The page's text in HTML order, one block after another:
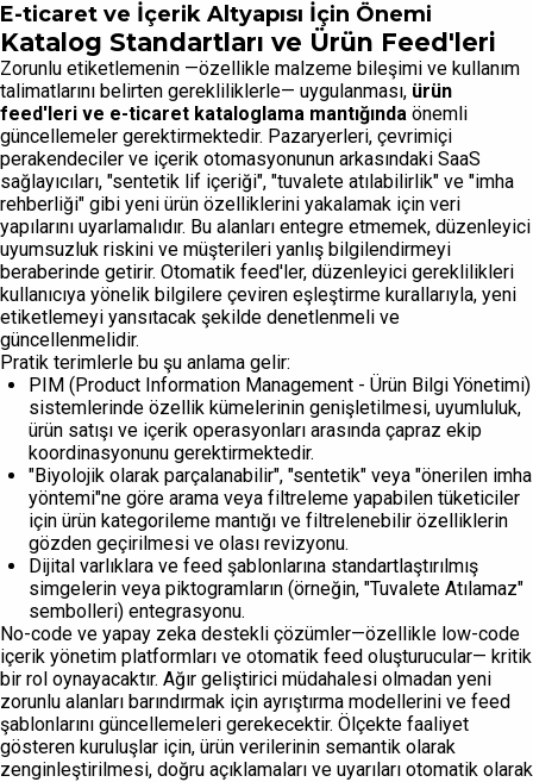
E-ticaret ve İçerik Altyapısı İçin Önemi
Katalog Standartları ve Ürün Feed'leri
Zorunlu etiketlemenin —özellikle malzeme bileşimi ve kullanım
talimatlarını belirten gerekliliklerle— uygulanması, ürün
feed'leri ve e-ticaret kataloglama mantığında önemli
güncellemeler gerektirmektedir. Pazaryerleri, çevrimiçi
perakendeciler ve içerik otomasyonunun arkasındaki SaaS
sağlayıcıları, "sentetik lif içeriği", "tuvalete atılabilirlik" ve "imha
rehberliği" gibi yeni ürün özelliklerini yakalamak için veri
yapılarını uyarlamalıdır. Bu alanları entegre etmemek, düzenleyici
uyumsuzluk riskini ve müşterileri yanlış bilgilendirmeyi
beraberinde getirir. Otomatik feed'ler, düzenleyici gereklilikleri
kullanıcıya yönelik bilgilere çeviren eşleştirme kurallarıyla, yeni
etiketlemeyi yansıtacak şekilde denetlenmeli ve
güncellenmelidir.
Pratik terimlerle bu şu anlama gelir:
PIM (Product Information Management - Ürün Bilgi Yönetimi)
sistemlerinde özellik kümelerinin genişletilmesi, uyumluluk,
ürün satışı ve içerik operasyonları arasında çapraz ekip
koordinasyonunu gerektirmektedir.
"Biyolojik olarak parçalanabilir", "sentetik" veya "önerilen imha
yöntemi"ne göre arama veya filtreleme yapabilen tüketiciler
için ürün kategorileme mantığı ve filtrelenebilir özelliklerin
gözden geçirilmesi ve olası revizyonu.
Dijital varlıklara ve feed şablonlarına standartlaştırılmış
simgelerin veya piktogramların (örneğin, "Tuvalete Atılamaz"
sembolleri) entegrasyonu.
No-code ve yapay zeka destekli çözümler—özellikle low-code
içerik yönetim platformları ve otomatik feed oluşturucular— kritik
bir rol oynayacaktır. Ağır geliştirici müdahalesi olmadan yeni
zorunlu alanları barındırmak için ayrıştırma modellerini ve feed
şablonlarını güncellemeleri gerekecektir. Ölçekte faaliyet
gösteren kuruluşlar için, ürün verilerinin semantik olarak
zenginleştirilmesi, doğru açıklamaları ve uyarıları otomatik olarak